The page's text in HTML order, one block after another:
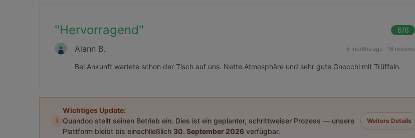
"Hervorragend" 6/6
Alann B. 6 months ago · 16 reviews
Bei Ankunft wartete schon der Tisch auf uns. Nette Atmosphäre und sehr gute Gnocchi mit Trüffeln.
i
Wichtiges Update:
Quandoo stellt seinen Betrieb ein. Dies ist ein geplanter, schrittweiser Prozess — unsere
Plattform bleibt bis einschließlich 30. September 2026 verfügbar.
Weitere Details